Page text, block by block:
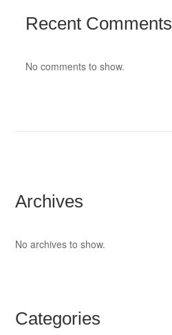
Recent Comments
No comments to show.
Archives
No archives to show.
Categories